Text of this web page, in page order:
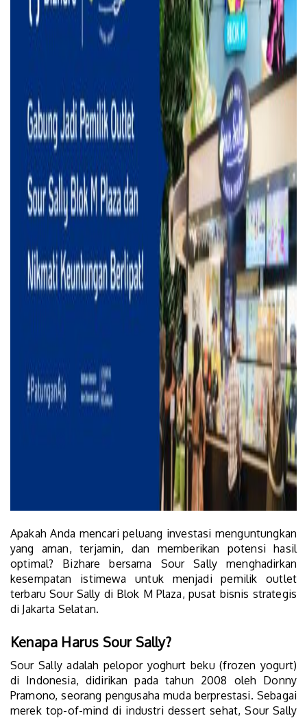
Apakah Anda mencari peluang investasi menguntungkan
yang aman, terjamin, dan memberikan potensi hasil
optimal? Bizhare bersama Sour Sally menghadirkan
kesempatan istimewa untuk menjadi pemilik outlet
terbaru Sour Sally di Blok M Plaza, pusat bisnis strategis
di Jakarta Selatan.
Kenapa Harus Sour Sally?
Sour Sally adalah pelopor yoghurt beku (frozen yogurt)
di Indonesia, didirikan pada tahun 2008 oleh Donny
Pramono, seorang pengusaha muda berprestasi. Sebagai
merek top-of-mind di industri dessert sehat, Sour Sally